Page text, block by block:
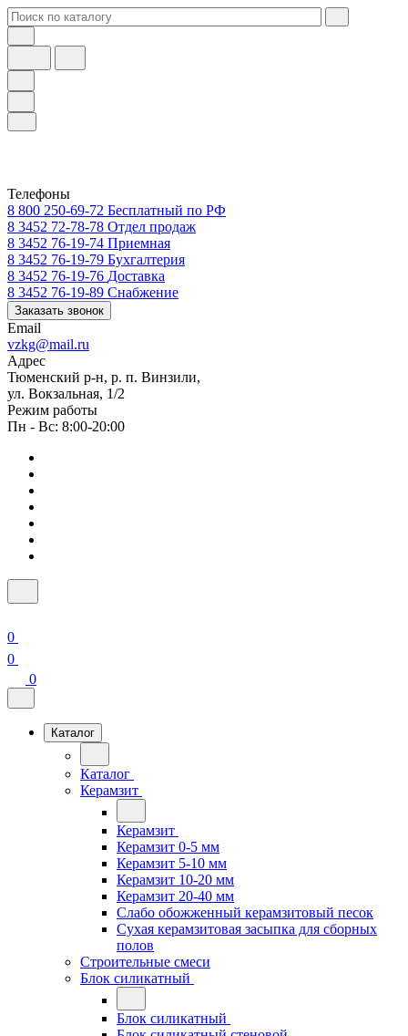
Телефоны
8 800 250-69-72 Бесплатный по РФ
8 3452 72-78-78 Отдел продаж
8 3452 76-19-74 Приемная
8 3452 76-19-79 Бухгалтерия
8 3452 76-19-76 Доставка
8 3452 76-19-89 Снабжение
Заказать звонок
Email
vzkg@mail.ru
Адрес
Тюменский р-н, р. п. Винзили,
ул. Вокзальная, 1/2
Режим работы
Пн - Вс: 8:00-20:00
0
0
0
Каталог
Каталог
Керамзит
Керамзит
Керамзит 0-5 мм
Керамзит 5-10 мм
Керамзит 10-20 мм
Керамзит 20-40 мм
Слабо обожженный керамзитовый песок
Сухая керамзитовая засыпка для сборных
полов
Строительные смеси
Блок силикатный
Блок силикатный